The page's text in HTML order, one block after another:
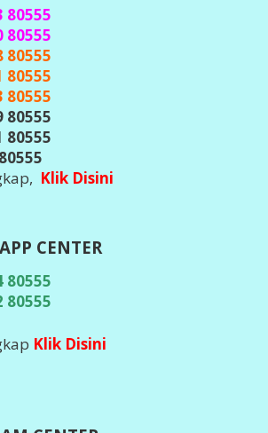
CENTER
Sesuai Diatas, Waspada &
Hacker Telegram, Jangan
Kode OTP / Verifikasi /
ke Siapapun)
APLIKASI